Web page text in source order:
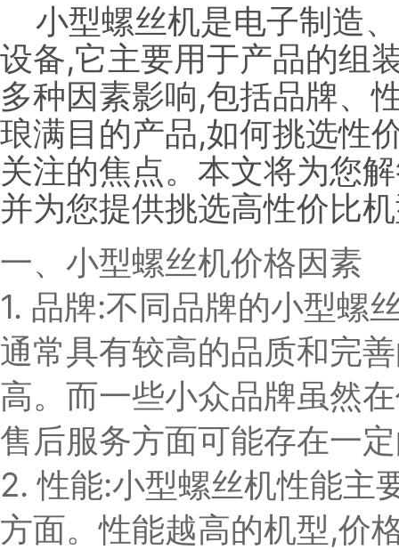
小型螺丝机是电子制造
设备,它主要用于产品的组
多种因素影响,包括品牌、
琅满目的产品,如何挑选性
关注的焦点。本文将为您
并为您提供挑选高性价比
一、小型螺丝机价格因素
1. 品牌:不同品牌的小型螺
通常具有较高的品质和完
高。而一些小众品牌虽然
售后服务方面可能存在一
2. 性能:小型螺丝机性能主
方面。性能越高的机型,价